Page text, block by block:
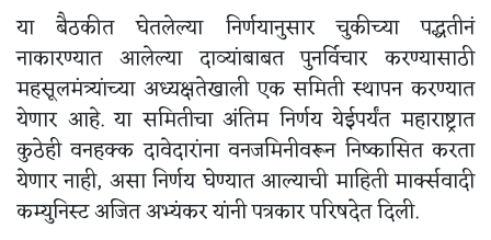
या बैठकीत घेतलेल्या निर्णयानुसार चुकीच्या पद्धतीनं
नाकारण्यात आलेल्या दाव्यांबाबत पुनर्विचार करण्यासाठी
महसूलमंत्र्यांच्या अध्यक्षतेखाली एक समिती स्थापन करण्यात
येणार आहे. या समितीचा अंतिम निर्णय येईपर्यंत महाराष्ट्रात
कुठेही वनहक्क दावेदारांना वनजमिनीवरून निष्कासित करता
येणार नाही, असा निर्णय घेण्यात आल्याची माहिती मार्क्सवादी
कम्युनिस्ट अजित अभ्यंकर यांनी पत्रकार परिषदेत दिली.